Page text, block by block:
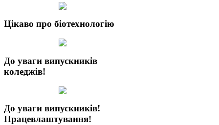
Цікаво про біотехнологію
До уваги випускників
коледжів!
До уваги випускників!
Працевлаштування!